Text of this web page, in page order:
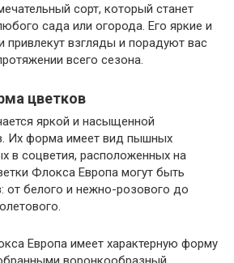
сорт, который станет
сада или огорода. Его яркие и
привлекут взгляды и порадуют вас
всего сезона.
цветков
яркой и насыщенной
Их форма имеет вид пышных
в соцветия, расположенных на
Флокса Европа могут быть
от белого и нежно-розового до
Европа имеет характерную форму